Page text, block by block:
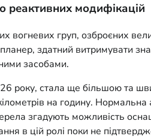
реактивних модифікацій
вогневих груп, озброєних
здатний витримувати
засобами.
року, стала ще більшою та
на годину.
згадують можливість
в цій ролі поки не